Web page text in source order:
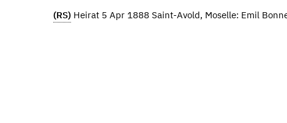
(RS) Heirat 5 Apr 1888 Saint-Avold, Moselle: Emil